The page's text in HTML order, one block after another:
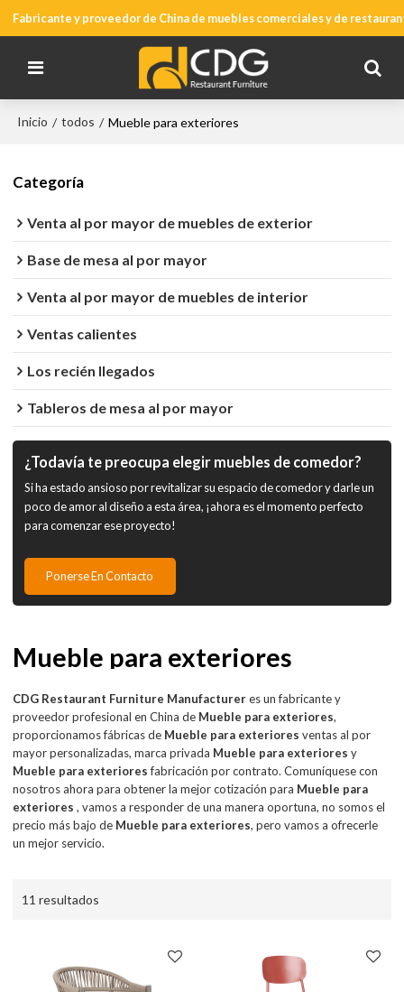
Fabricante y proveedor de China de muebles comerciales y de
Inicio / todos / Mueble para exteriores
Categoría
Venta al por mayor de muebles de exterior
Base de mesa al por mayor
Venta al por mayor de muebles de interior
Ventas calientes
Los recién llegados
Tableros de mesa al por mayor
¿Todavía te preocupa elegir muebles de comedor?
Si ha estado ansioso por revitalizar su espacio de comedor y darle un
poco de amor al diseño a esta área, ¡ahora es el momento perfecto
para comenzar ese proyecto!
Ponerse En Contacto
Mueble para exteriores
CDG Restaurant Furniture Manufactureres un fabricante y
proveedor profesional en China de Mueble para exteriores,
proporcionamos fábricas de Mueble para exteriores ventas al por
mayor personalizadas, marca privada Mueble para exteriores y
Mueble para exterioresfabricación por contrato. Comuníquese con
nosotros ahora para obtener la mejor cotización para Mueble para
exteriores , vamos a responder de una manera oportuna, no somos el
precio más bajo de Mueble para exteriores, pero vamos a ofrecerle
un mejor servicio.
11 resultados